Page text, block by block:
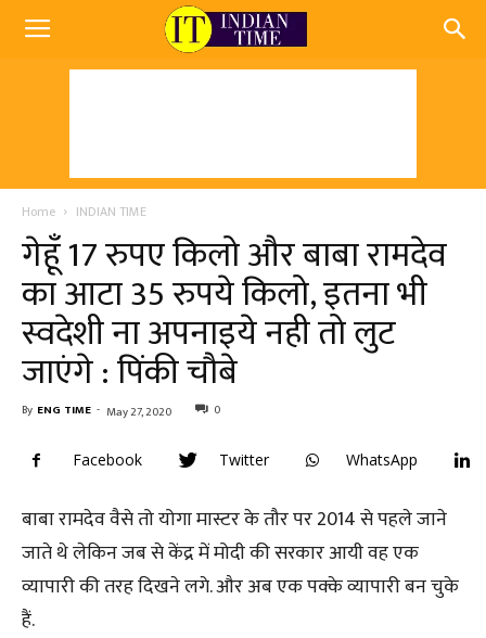
Home INDIAN TIME
गेहूँ 17 रुपए किलो और बाबा रामदेव
का आटा 35 रुपये किलो, इतना भी
स्वदेशी ना अपनाइये नही तो लुट
जाएंगे : पिंकी चौबे
By ENG TIME - May 27, 2020 0
Facebook Twitter WhatsApp
बाबा रामदेव वैसे तो योगा मास्टर के तौर पर 2014 से पहले जाने
जाते थे लेकिन जब से केंद्र में मोदी की सरकार आयी वह एक
व्यापारी की तरह दिखने लगे. और अब एक पक्के व्यापारी बन चुके
हैं.